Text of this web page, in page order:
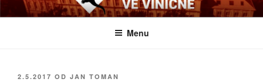
k
BIOLOGICKÉ ČTVRTKY VE
Určeno všem zájemcům o evoluci a obecnější biologická témata
Menu
PUBLIKOVÁNO
2.5.2017 OD JAN TOMAN